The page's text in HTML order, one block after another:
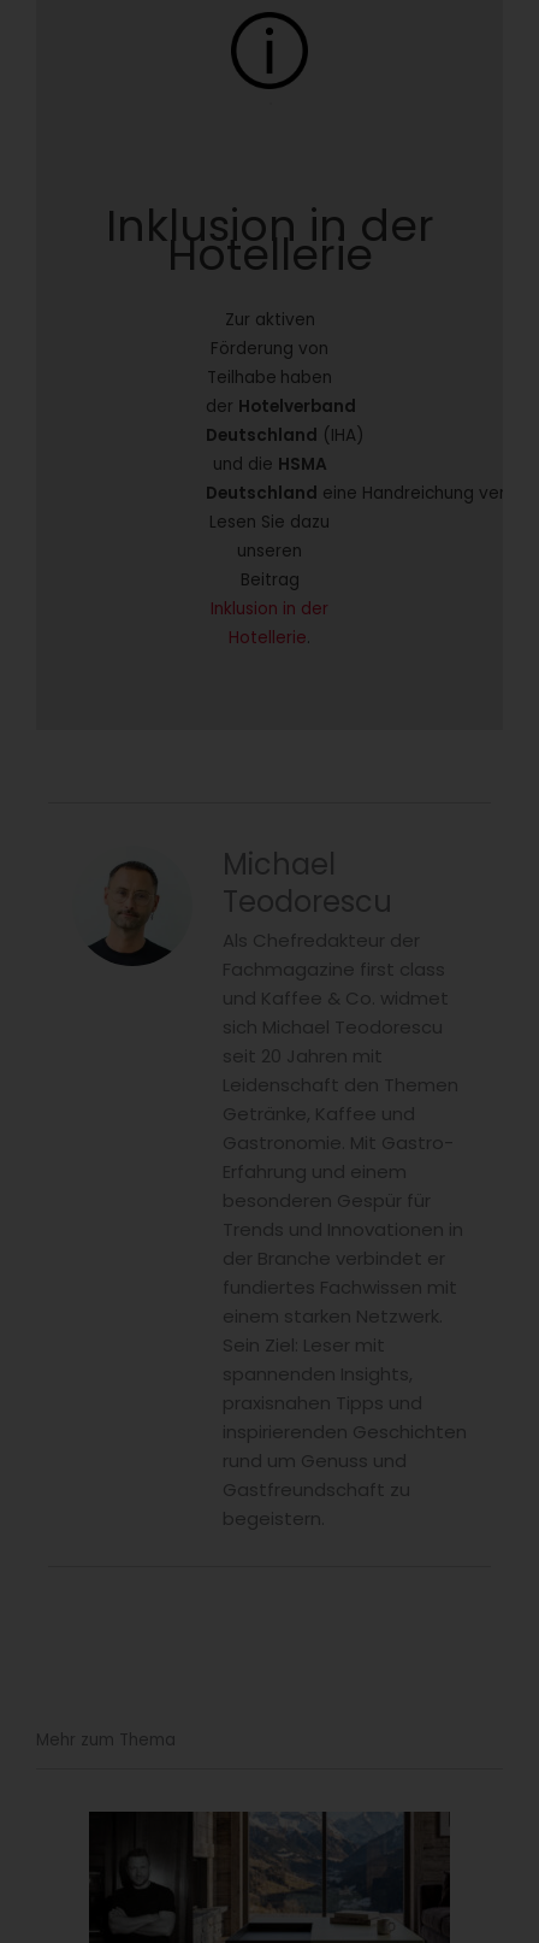
Inklusion in der
Hotellerie
Zur aktiven
Förderung von
Teilhabe haben
der Hotelverband
Deutschland (IHA)
und die HSMA
Deutschland eine Handreichung
Lesen Sie dazu
unseren
Beitrag
Inklusion in der
Hotellerie.
Michael
Teodorescu
Als Chefredakteur der
Fachmagazine first class
und Kaffee & Co. widmet
sich Michael Teodorescu
seit 20 Jahren mit
Leidenschaft den Themen
Getränke, Kaffee und
Gastronomie. Mit Gastro-
Erfahrung und einem
besonderen Gespür für
Trends und Innovationen in
der Branche verbindet er
fundiertes Fachwissen mit
einem starken Netzwerk.
Sein Ziel: Leser mit
spannenden Insights,
praxisnahen Tipps und
inspirierenden Geschichten
rund um Genuss und
Gastfreundschaft zu
begeistern.
Mehr zum Thema